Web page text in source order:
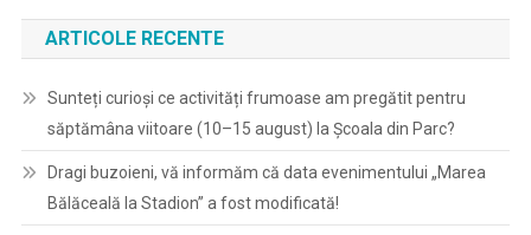
ARTICOLE RECENTE
Sunteți curioși ce activități frumoase am pregătit pentru
săptămâna viitoare (10–15 august) la Școala din Parc?
Dragi buzoieni, vă informăm că data evenimentului „Marea
Bălăceală la Stadion” a fost modificată!